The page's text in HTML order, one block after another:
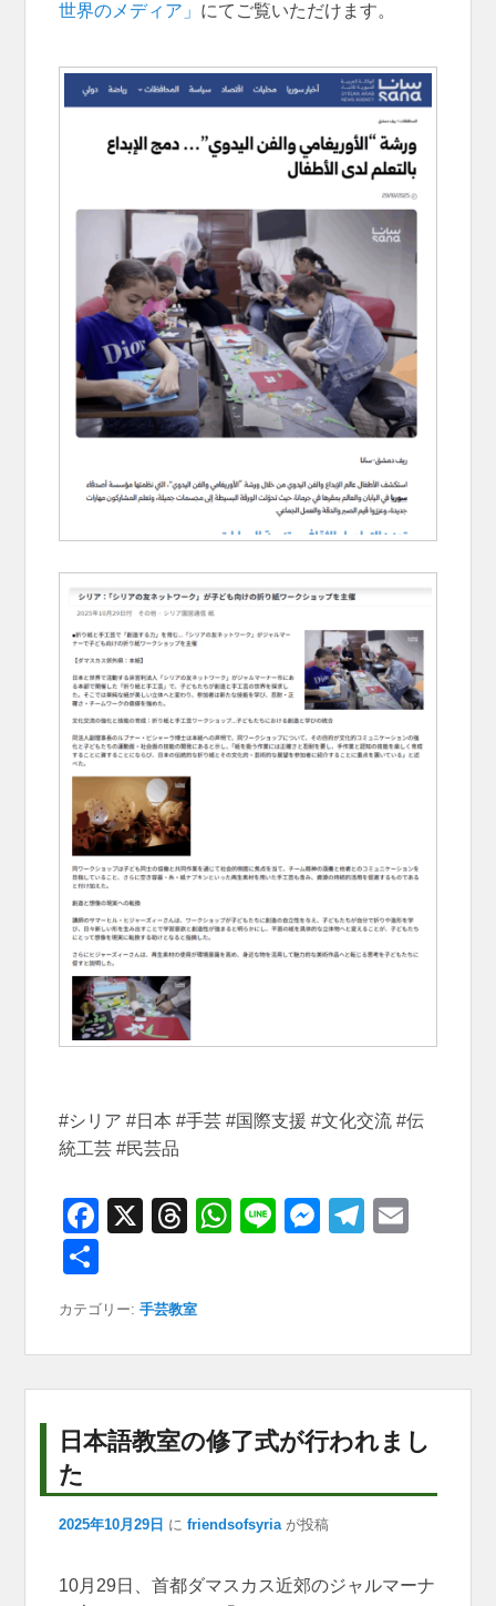
世界のメディア」 にてご覧いただけます。
#シリア #日本 #手芸 #国際支援 #文化交流 #伝
統工芸 #民芸品
F
e
b
o
o
k
X
T
a
d
s
W
A
p
p
Li
M
n
g
er
T
a
m
有
カテゴリー: 手芸教室
日本語教室の修了式が行われまし
た
2025年10月29日 に friendsofsyria が投稿
10月29日、首都ダマスカス近郊のジャルマーナ